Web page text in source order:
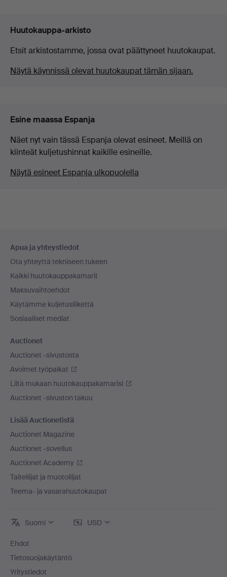
Huutokauppa-arkisto
Etsit arkistostamme, jossa ovat päättyneet huutokaupat.
Näytä käynnissä olevat huutokaupat tämän sijaan.
Esine maassa Espanja
Näet nyt vain tässä Espanja olevat esineet. Meillä on
kiinteät kuljetushinnat kaikille esineille.
Näytä esineet Espanja ulkopuolella
Apua ja yhteystiedot
Ota yhteyttä tekniseen tukeen
Kaikki huutokauppakamarit
Maksuvaihtoehdot
Käytämme kuljetusliikettä
Sosiaaliset mediat
Auctionet
Auctionet -sivustosta
Avoimet työpaikat
Liitä mukaan huutokauppakamarisi
Auctionet -sivuston takuu
Lisää Auctionetistä
Auctionet Magazine
Auctionet -sovellus
Auctionet Academy
Taiteilijat ja muotoilijat
Teema- ja vasarahuutokaupat
Suomi USD
Ehdot
Tietosuojakäytäntö
Yritystiedot